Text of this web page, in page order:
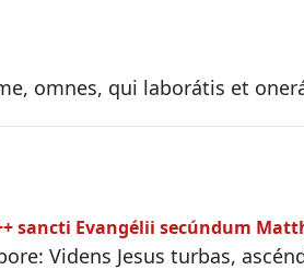
omnes, qui laborátis et
sancti Evangélii secúndum
Videns Jesus turbas,